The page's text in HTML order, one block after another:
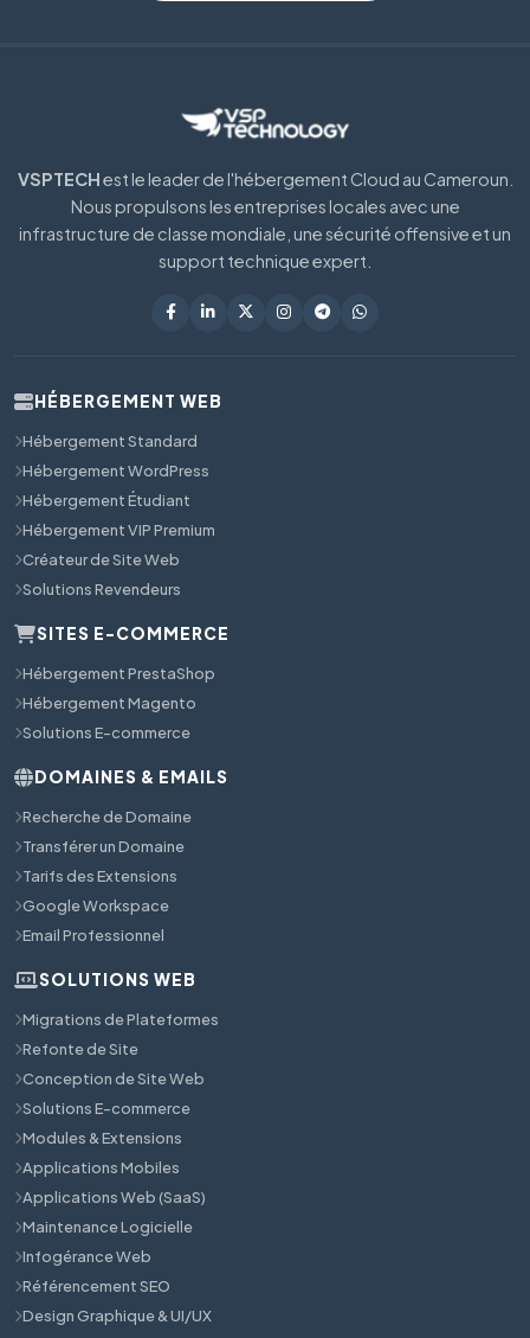
VSPTECHest le leader de l'hébergement Cloud au Cameroun.
Nous propulsons les entreprises locales avec une
infrastructure de classe mondiale, une sécurité offensive et un
support technique expert.
HÉBERGEMENT WEB
Hébergement Standard
Hébergement WordPress
Hébergement Étudiant
Hébergement VIP Premium
Créateur de Site Web
Solutions Revendeurs
SITES E-COMMERCE
Hébergement PrestaShop
Hébergement Magento
Solutions E-commerce
DOMAINES & EMAILS
Recherche de Domaine
Transférer un Domaine
Tarifs des Extensions
Google Workspace
Email Professionnel
SOLUTIONS WEB
Migrations de Plateformes
Refonte de Site
Conception de Site Web
Solutions E-commerce
Modules & Extensions
Applications Mobiles
Applications Web (SaaS)
Maintenance Logicielle
Infogérance Web
Référencement SEO
Design Graphique & UI/UX